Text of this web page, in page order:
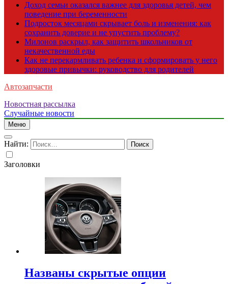
Доход семьи оказался важнее для здоровья детей, чем
поведение при беременности
Подросток месяцами скрывает боль и изменения: как
сохранить доверие и не упустить проблему?
Милонов раскрыл, как защитить школьников от
некачественной еды
Как не перекармливать ребенка и сформировать у него
здоровые привычки: руководство для родителей
Автозапчасти
Новостная рассылка
Случайные новости
Меню
Найти:
Заголовки
Названы скрытые опции